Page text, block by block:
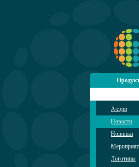
Акции
Новости
Новинки
Логотипы